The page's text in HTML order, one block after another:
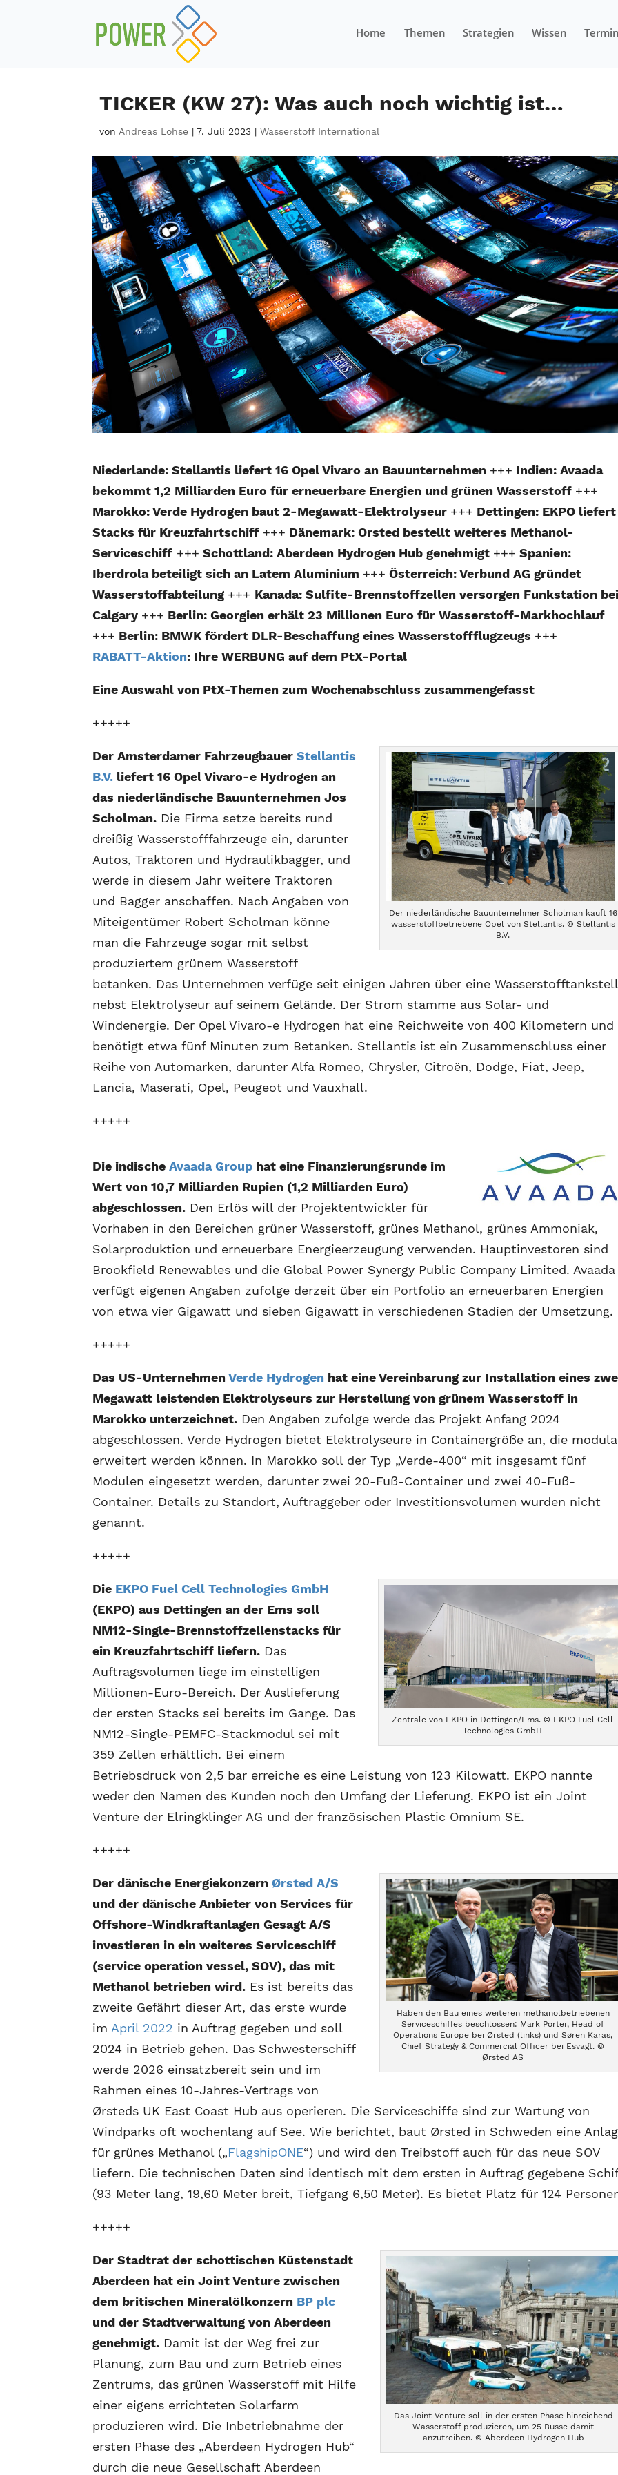
Home Themen Strategien Wissen
TICKER (KW 27): Was auch noch wichtig ist…
von Andreas Lohse |7. Juli 2023 |Wasserstoff International
Niederlande: Stellantis liefert 16 Opel Vivaro an Bauunternehmen +++ Indien: Avaada
bekommt 1,2 Milliarden Euro für erneuerbare Energien und grünen Wasserstoff +++
Marokko: Verde Hydrogen baut 2-Megawatt-Elektrolyseur +++ Dettingen: EKPO liefert
Stacks für Kreuzfahrtschiff +++ Dänemark: Orsted bestellt weiteres Methanol-
Serviceschiff +++ Schottland: Aberdeen Hydrogen Hub genehmigt +++ Spanien:
Iberdrola beteiligt sich an Latem Aluminium +++ Österreich: Verbund AG gründet
Wasserstoffabteilung +++ Kanada: Sulfite-Brennstoffzellen versorgen Funkstation
Calgary +++ Berlin: Georgien erhält 23 Millionen Euro für Wasserstoff-Markhochlauf
+++ Berlin: BMWK fördert DLR-Beschaffung eines Wasserstoffflugzeugs +++
RABATT-Aktion: Ihre WERBUNG auf dem PtX-Portal
Eine Auswahl von PtX-Themen zum Wochenabschluss zusammengefasst
+++++
Der niederländische Bauunternehmer Scholman kauft 16
wasserstoffbetriebene Opel von Stellantis. © Stellantis
B.V.
Der Amsterdamer FahrzeugbauerStellantis
B.V. liefert 16 Opel Vivaro-e Hydrogen an
das niederländische Bauunternehmen Jos
Scholman. Die Firma setze bereits rund
dreißig Wasserstofffahrzeuge ein, darunter
Autos, Traktoren und Hydraulikbagger, und
werde in diesem Jahr weitere Traktoren
und Bagger anschaffen. Nach Angaben von
Miteigentümer Robert Scholman könne
man die Fahrzeuge sogar mit selbst
produziertem grünem Wasserstoff
betanken. Das Unternehmen verfüge seit einigen Jahren über eine
nebst Elektrolyseur auf seinem Gelände. Der Strom stamme aus Solar- und
Windenergie. Der Opel Vivaro-e Hydrogen hat eine Reichweite von 400 Kilometern und
benötigt etwa fünf Minuten zum Betanken. Stellantis ist ein Zusammenschluss einer
Reihe von Automarken, darunter Alfa Romeo, Chrysler, Citroën, Dodge, Fiat, Jeep,
Lancia, Maserati, Opel, Peugeot und Vauxhall.
+++++
Die indischeAvaada Group hat eine Finanzierungsrunde im
Wert von 10,7 Milliarden Rupien (1,2 Milliarden Euro)
abgeschlossen. Den Erlös will der Projektentwickler für
Vorhaben in den Bereichen grüner Wasserstoff, grünes Methanol, grünes Ammoniak,
Solarproduktion und erneuerbare Energieerzeugung verwenden. Hauptinvestoren sind
Brookfield Renewables und die Global Power Synergy Public Company Limited. Avaada
verfügt eigenen Angaben zufolge derzeit über ein Portfolio an erneuerbaren Energien
von etwa vier Gigawatt und sieben Gigawatt in verschiedenen Stadien der Umsetzung.
+++++
Das US-UnternehmenVerde Hydrogen hat eine Vereinbarung zur Installation eines
Megawatt leistenden Elektrolyseurs zur Herstellung von grünem Wasserstoff in
Marokko unterzeichnet. Den Angaben zufolge werde das Projekt Anfang 2024
abgeschlossen. Verde Hydrogen bietet Elektrolyseure in Containergröße an, die
erweitert werden können. In Marokko soll der Typ „Verde-400“ mit insgesamt fünf
Modulen eingesetzt werden, darunter zwei 20-Fuß-Container und zwei 40-Fuß-
Container. Details zu Standort, Auftraggeber oder Investitionsvolumen wurden nicht
genannt.
+++++
Zentrale von EKPO in Dettingen/Ems. © EKPO Fuel Cell
Technologies GmbH
Die EKPO Fuel Cell Technologies GmbH
(EKPO) aus Dettingen an der Ems soll
NM12-Single-Brennstoffzellenstacks für
ein Kreuzfahrtschiff liefern. Das
Auftragsvolumen liege im einstelligen
Millionen-Euro-Bereich. Der Auslieferung
der ersten Stacks sei bereits im Gange. Das
NM12-Single-PEMFC-Stackmodul sei mit
359 Zellen erhältlich. Bei einem
Betriebsdruck von 2,5 bar erreiche es eine Leistung von 123 Kilowatt. EKPO nannte
weder den Namen des Kunden noch den Umfang der Lieferung. EKPO ist ein Joint
Venture der Elringklinger AG und der französischen Plastic Omnium SE.
+++++
Haben den Bau eines weiteren methanolbetriebenen
Serviceschiffes beschlossen: Mark Porter, Head of
Operations Europe bei Ørsted (links) und Søren Karas,
Chief Strategy & Commercial Officer bei Esvagt. ©
Ørsted AS
Der dänische EnergiekonzernØrsted A/S
und der dänische Anbieter von Services für
Offshore-Windkraftanlagen Gesagt A/S
investieren in ein weiteres Serviceschiff
(service operation vessel, SOV), das mit
Methanol betrieben wird. Es ist bereits das
zweite Gefährt dieser Art, das erste wurde
imApril 2022 in Auftrag gegeben und soll
2024 in Betrieb gehen. Das Schwesterschiff
werde 2026 einsatzbereit sein und im
Rahmen eines 10-Jahres-Vertrags von
Ørsteds UK East Coast Hub aus operieren. Die Serviceschiffe sind zur Wartung von
Windparks oft wochenlang auf See. Wie berichtet, baut Ørsted in Schweden eine
für grünes Methanol („FlagshipONE“) und wird den Treibstoff auch für das neue SOV
liefern. Die technischen Daten sind identisch mit dem ersten in Auftrag gegebene
(93 Meter lang, 19,60 Meter breit, Tiefgang 6,50 Meter). Es bietet Platz für 124
+++++
Das Joint Venture soll in der ersten Phase hinreichend
Wasserstoff produzieren, um 25 Busse damit
anzutreiben. © Aberdeen Hydrogen Hub
Der Stadtrat der schottischen Küstenstadt
Aberdeen hat ein Joint Venture zwischen
dem britischen Mineralölkonzern BP plc
und der Stadtverwaltung von Aberdeen
genehmigt. Damit ist der Weg frei zur
Planung, zum Bau und zum Betrieb eines
Zentrums, das grünen Wasserstoff mit Hilfe
einer eigens errichteten Solarfarm
produzieren wird. Die Inbetriebnahme der
ersten Phase des „Aberdeen Hydrogen Hub“
durch die neue Gesellschaft Aberdeen